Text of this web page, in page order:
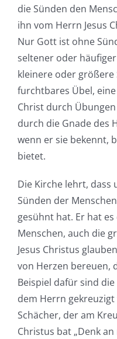
die Sünden den
ihn vom Herrn Jesus
Nur Gott ist ohne
seltener oder
kleinere oder größere
furchtbares Übel,
Christ durch
durch die Gnade des
wenn er sie bekennt,
bietet.
Die Kirche lehrt, dass
Sünden der
gesühnt hat. Er hat
Menschen, auch die
Jesus Christus
von Herzen bereuen,
Beispiel dafür sind
dem Herrn
Schächer, der am
Christus bat „Denk